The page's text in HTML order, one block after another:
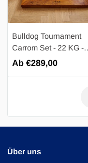
Bulldog Tournament
Carrom Set - 22 KG -
ECO Hartholz - Karrom
Regulärer
Preis
Ab €289,00
Über uns